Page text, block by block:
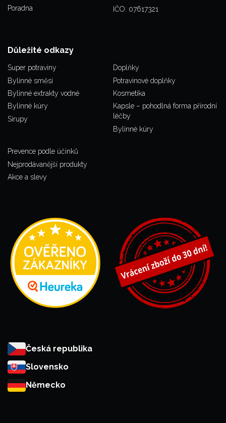
Poradna
IČO: 07617321
Důležité odkazy
Super potraviny
Bylinné směsi
Bylinné extrakty vodné
Bylinné kúry
Sirupy
Doplňky
Potravinové doplňky
Kosmetika
Kapsle – pohodlná forma přírodní
léčby
Bylinné kúry
Prevence podle účinků
Nejprodávanější produkty
Akce a slevy
Česká republika
Slovensko
Německo